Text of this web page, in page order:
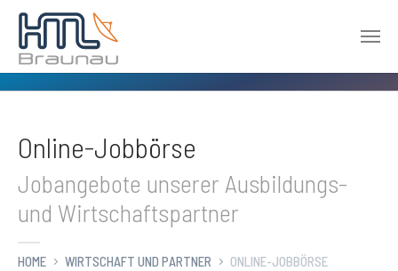
Online-Jobbörse
Jobangebote unserer Ausbildungs-
und Wirtschaftspartner
HOME WIRTSCHAFT UND PARTNER ONLINE-JOBBÖRSE